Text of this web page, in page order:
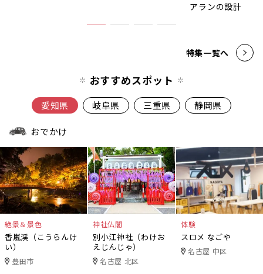
アランの設計
特集一覧へ
おすすめスポット
愛知県 岐阜県 三重県 静岡県
おでかけ
絶景＆景色
香嵐渓（こうらんけ
い）
豊田市
神社仏閣
別小江神社（わけお
えじんじゃ）
名古屋 北区
体験
スロメ なごや
名古屋 中区